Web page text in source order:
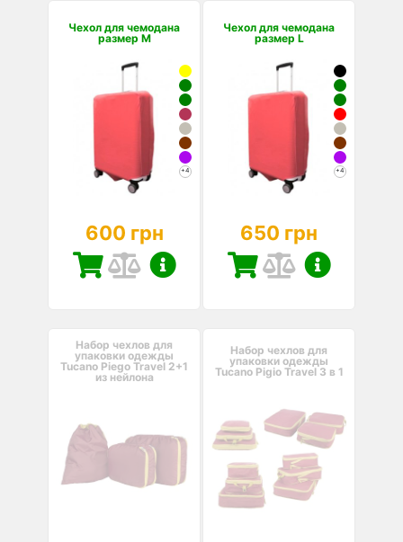
Чехол для чемодана
размер M
+4
600 грн
Чехол для чемодана
размер L
+4
650 грн
Набор чехлов для
упаковки одежды
Tucano Piego Travel 2+1
из нейлона
Набор чехлов для
упаковки одежды
Tucano Pigio Travel 3 в 1